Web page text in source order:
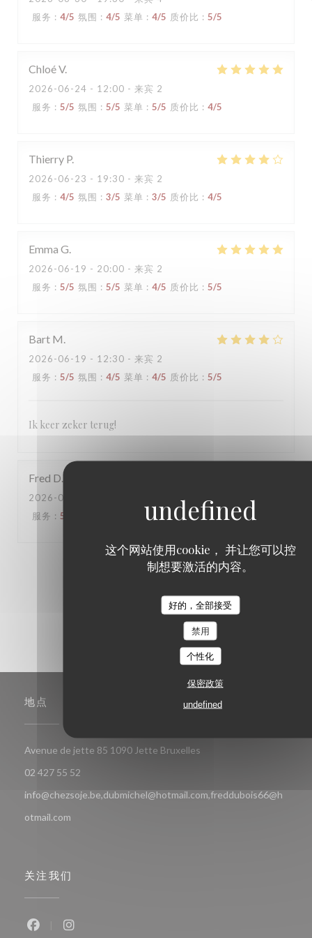
这个网站使用cookie， 并让您可以控
制想要激活的内容。
好的，全部接受
禁用
个性化
保密政策
undefined
服务 : 4/5 氛围 : 4/5 菜单 : 4/5 质价比 : 5/5
ChloéV
2026-06-24 - 12:00 - 来宾 2
服务 : 5/5 氛围 : 5/5 菜单 : 5/5 质价比 : 4/5
Thierry P
2026-06-23 - 19:30 - 来宾 2
服务 : 4/5 氛围 : 3/5 菜单 : 3/5 质价比 : 4/5
Emma G
2026-06-19 - 20:00 - 来宾 2
服务 : 5/5 氛围 : 5/5 菜单 : 4/5 质价比 : 5/5
Bart M
2026-06-19 - 12:30 - 来宾 2
服务 : 5/5 氛围 : 4/5 菜单 : 4/5 质价比 : 5/5
Ik keer zeker terug!
Fred D
2026-06-16
服务 : 5 : 5 质价比
2 3
地点
Avenue de jette 85 1090 Jette Bruxelles
02 427 55 52
info@chezsoje.be,dubmichel@hotmail.com,freddubois66@h
otmail.com
关注我们